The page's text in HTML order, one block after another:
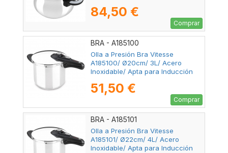
84,50 €
Comprar
BRA - A185100
Olla a Presión Bra Vitesse
A185100/ Ø20cm/ 3L/ Acero
Inoxidable/ Apta para Inducción
51,50 €
Comprar
BRA - A185101
Olla a Presión Bra Vitesse
A185101/ Ø22cm/ 4L/ Acero
Inoxidable/ Apta para Inducción